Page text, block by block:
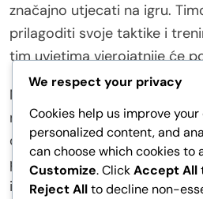
značajno utjecati na igru.
prilagoditi svoje taktike i
tim uvjetima vjerojatnije će
Na primjer, tim koji igra u
morati fokusirati na
oni na višim nadmorskim
prilagodbe u svom treningu
izdržljivost. Razumijevanje
We respect your privacy
Cookies help us improve
personalized content, and
can choose which cookies to
Customize. ClickAccept All
Reject Allto decline non-